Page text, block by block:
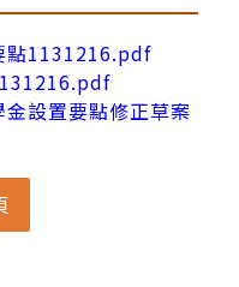
點1131216.pdf
設置要點修正草案